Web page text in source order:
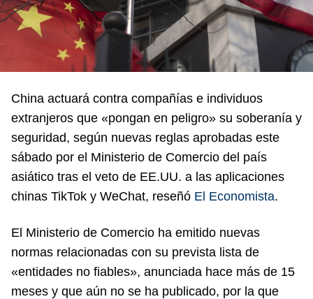
China actuará contra compañías e individuos
extranjeros que «pongan en peligro» su soberanía y
seguridad, según nuevas reglas aprobadas este
sábado por el Ministerio de Comercio del país
asiático tras el veto de EE.UU. a las aplicaciones
chinas TikTok y WeChat, reseñó El Economista.
El Ministerio de Comercio ha emitido nuevas
normas relacionadas con su prevista lista de
«entidades no fiables», anunciada hace más de 15
meses y que aún no se ha publicado, por la que